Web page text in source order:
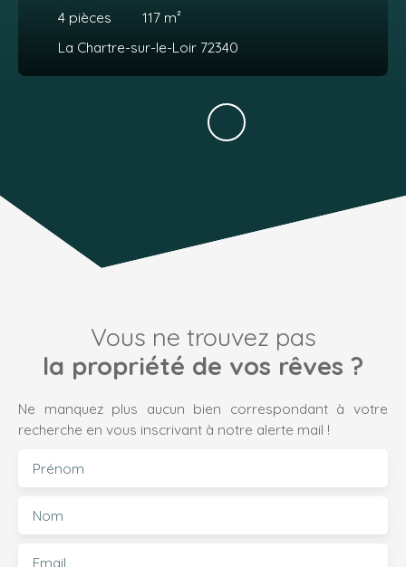
4 pièces 117 m²
La Chartre-sur-le-Loir 72340
Vous ne trouvez pas
la propriété de vos rêves ?
Ne manquez plus aucun bien correspondant à votre
recherche en vous inscrivant à notre alerte mail !
Prénom
Nom
Email